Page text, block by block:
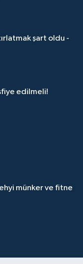
şart oldu -
edilmeli!
münker ve fitne